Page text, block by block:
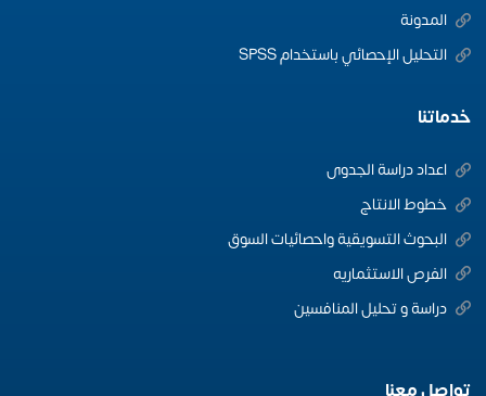
المدونة
التحليل الإحصائي باستخدام SPSS
خدماتنا
اعداد دراسة الجدوى
خطوط الانتاج
البحوث التسويقية واحصائيات السوق
الفرص الاستثماريه
دراسة و تحليل المنافسين